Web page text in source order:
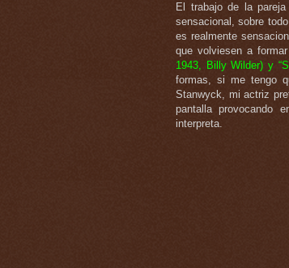
El trabajo de la
sensacional, sobre
es realmente
que volviesen a
1943, Billy Wilder) y
formas, si me tengo
Stanwyck, mi actriz
pantalla provocando
interpreta.